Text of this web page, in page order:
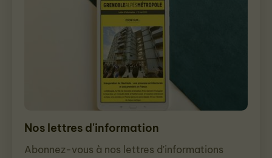
Nos lettres d'information
Abonnez-vous à nos lettres d'informations